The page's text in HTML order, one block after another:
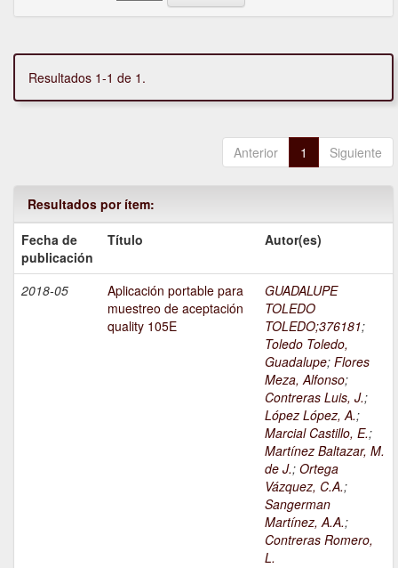
Resultados 1-1 de 1.
Anterior 1 Siguiente
Resultados por ítem:
Fecha de
publicación
Título Autor(es)
2018-05
Aplicación portable para
muestreo de aceptación
quality 105E
GUADALUPE
TOLEDO
TOLEDO;376181;
Toledo Toledo,
Guadalupe; Flores
Meza, Alfonso;
Contreras Luis, J.;
López López, A.;
Marcial Castillo, E.;
Martínez Baltazar, M.
de J.; Ortega
Vázquez, C.A.;
Sangerman
Martínez, A.A.;
Contreras Romero,
L.